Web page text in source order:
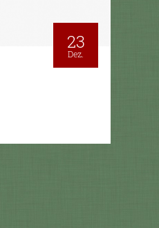
23
Dez.